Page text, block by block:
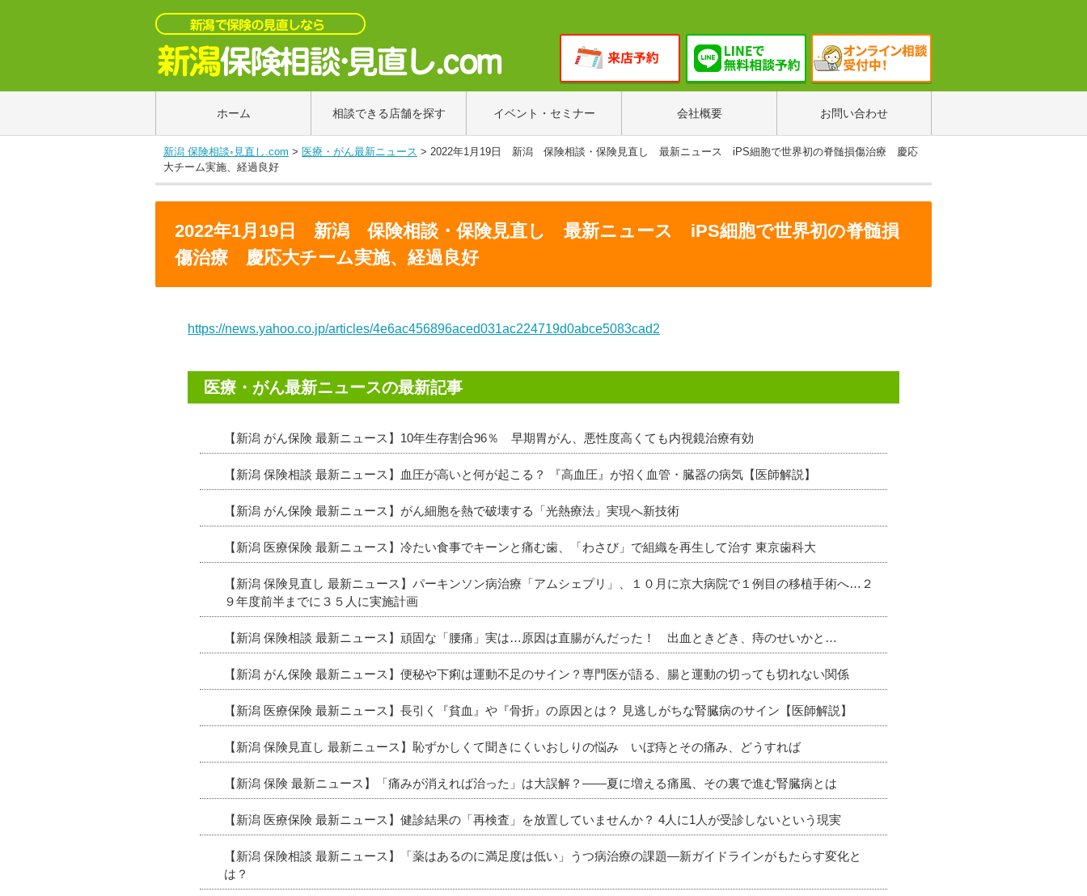
ホーム 相談できる店舗を探す イベント・セミナー 会社概要 お問い合わせ
新潟 保険相談◦見直し.com > 医療・がん最新ニュース > 2022年1月19日 新潟 保険相談・保険見直し 最新ニュース iPS細胞で世界初の脊髄損傷治療 慶応
大チーム実施、経過良好
2022年1月19日 新潟 保険相談・保険見直し 最新ニュース iPS細胞で世界初の脊髄損
傷治療 慶応大チーム実施、経過良好
https://news.yahoo.co.jp/articles/4e6ac456896aced031ac224719d0abce5083cad2
医療・がん最新ニュースの最新記事
【新潟 がん保険 最新ニュース】10年生存割合96％ 早期胃がん、悪性度高くても内視鏡治療有効
【新潟 保険相談 最新ニュース】血圧が高いと何が起こる？ 『高血圧』が招く血管・臓器の病気【医師解説】
【新潟 がん保険 最新ニュース】がん細胞を熱で破壊する「光熱療法」実現へ新技術
【新潟 医療保険 最新ニュース】冷たい食事でキーンと痛む歯、「わさび」で組織を再生して治す 東京歯科大
【新潟 保険見直し 最新ニュース】パーキンソン病治療「アムシェプリ」、１０月に京大病院で１例目の移植手術へ…２
９年度前半までに３５人に実施計画
【新潟 保険相談 最新ニュース】頑固な「腰痛」実は…原因は直腸がんだった！ 出血ときどき、痔のせいかと…
【新潟 がん保険 最新ニュース】便秘や下痢は運動不足のサイン？専門医が語る、腸と運動の切っても切れない関係
【新潟 医療保険 最新ニュース】長引く『貧血』や『骨折』の原因とは？ 見逃しがちな腎臓病のサイン【医師解説】
【新潟 保険見直し 最新ニュース】恥ずかしくて聞きにくいおしりの悩み いぼ痔とその痛み、どうすれば
【新潟 保険 最新ニュース】「痛みが消えれば治った」は大誤解？――夏に増える痛風、その裏で進む腎臓病とは
【新潟 医療保険 最新ニュース】健診結果の「再検査」を放置していませんか？ 4人に1人が受診しないという現実
【新潟 保険相談 最新ニュース】「薬はあるのに満足度は低い」うつ病治療の課題―新ガイドラインがもたらす変化と
は？